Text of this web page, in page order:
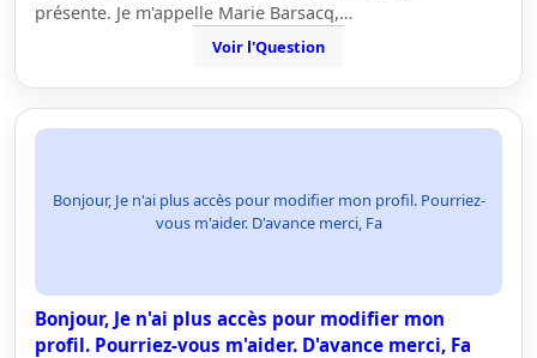
présente. Je m'appelle Marie Barsacq,…
Voir l'Question
Bonjour, Je n'ai plus accès pour modifier mon profil. Pourriez-
vous m'aider. D'avance merci, Fa
Bonjour, Je n'ai plus accès pour modifier mon
profil. Pourriez-vous m'aider. D'avance merci, Fa